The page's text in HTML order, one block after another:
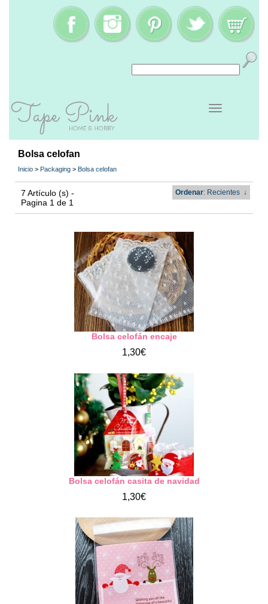
Bolsa celofan
Inicio > Packaging > Bolsa celofan
7 Artículo (s) -
Pagina 1 de 1
Ordenar: Recientes↓
Bolsa celofán encaje
1,30€
Bolsa celofán casita de navidad
1,30€